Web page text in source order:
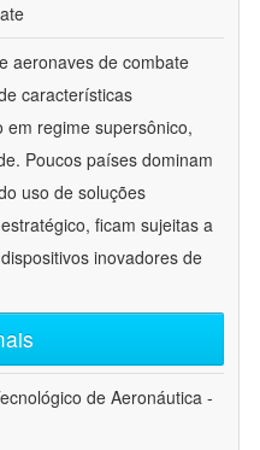
aeronaves de combate
características
regime supersônico,
Poucos países dominam
uso de soluções
ficam sujeitas a
inovadores de
de Aeronáutica -